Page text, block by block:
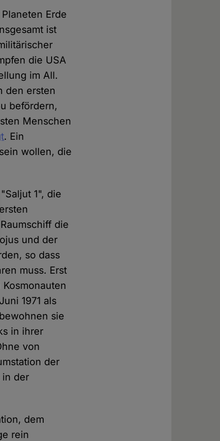
Erde
ist
die USA
im All.
den ersten
befördern,
Menschen
. Ein
wollen, die
1", die
die
und der
so dass
muss. Erst
1971 als
sie
in ihrer
von
der
in der
dem
rein